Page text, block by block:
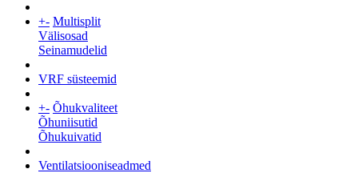
+- Multisplit
Välisosad
Seinamudelid
VRF süsteemid
+- Õhukvaliteet
Õhuniisutid
Õhukuivatid
Ventilatsiooniseadmed